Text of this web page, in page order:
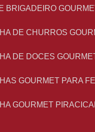
BRIGADEIRO
DE CHURROS
DE DOCES
GOURMET PARA
GOURMET